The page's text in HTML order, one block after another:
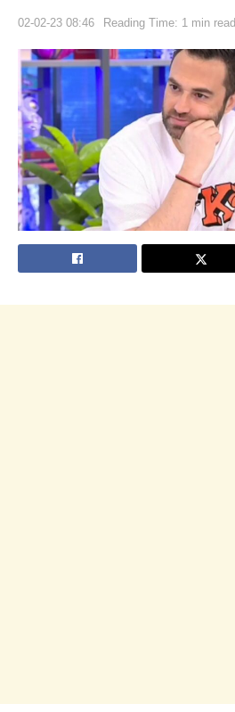
02-02-23 08:46 Reading Time: 1 min read